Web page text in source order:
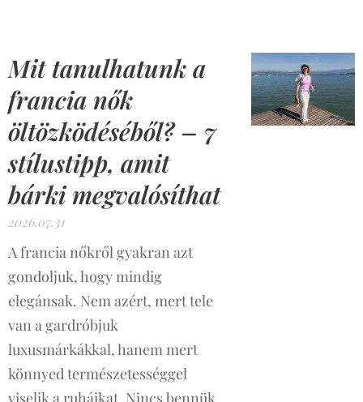
Mit tanulhatunk a
francia nők
öltözködéséből? – 7
stílustipp, amit
bárki megvalósíthat
2026.07.31
A francia nőkről gyakran azt
gondoljuk, hogy mindig
elegánsak. Nem azért, mert tele
van a gardróbjuk
luxusmárkákkal, hanem mert
könnyed természetességgel
viselik a ruháikat. Nincs bennük